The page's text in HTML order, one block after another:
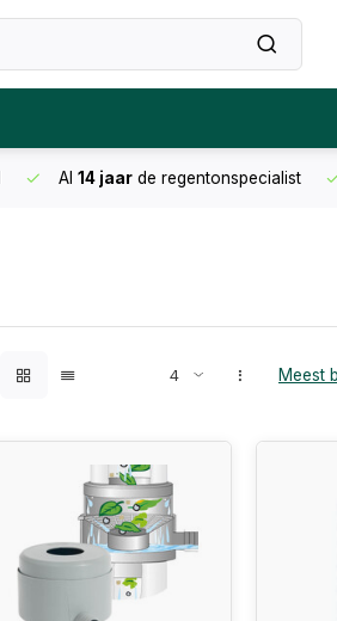
Al 14 jaar de regentonspecialist
Meest